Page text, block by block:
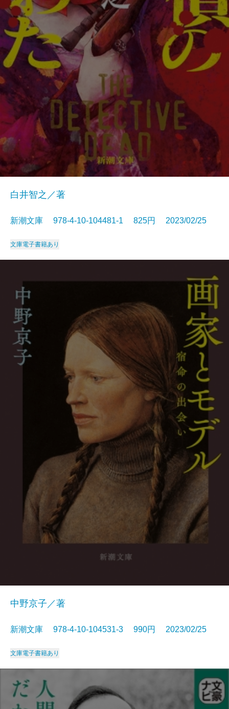
白井智之／著
新潮文庫 978-4-10-104481-1 825円 2023/02/25
文庫電子書籍あり
中野京子／著
新潮文庫 978-4-10-104531-3 990円 2023/02/25
文庫電子書籍あり